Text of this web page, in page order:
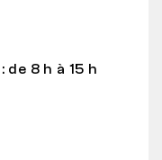
8 h à 15 h